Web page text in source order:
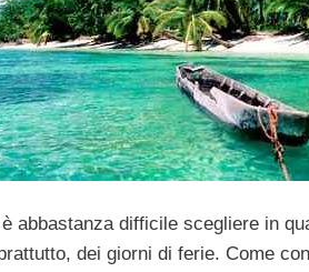
abbastanza difficile scegliere in
dei giorni di ferie. Come